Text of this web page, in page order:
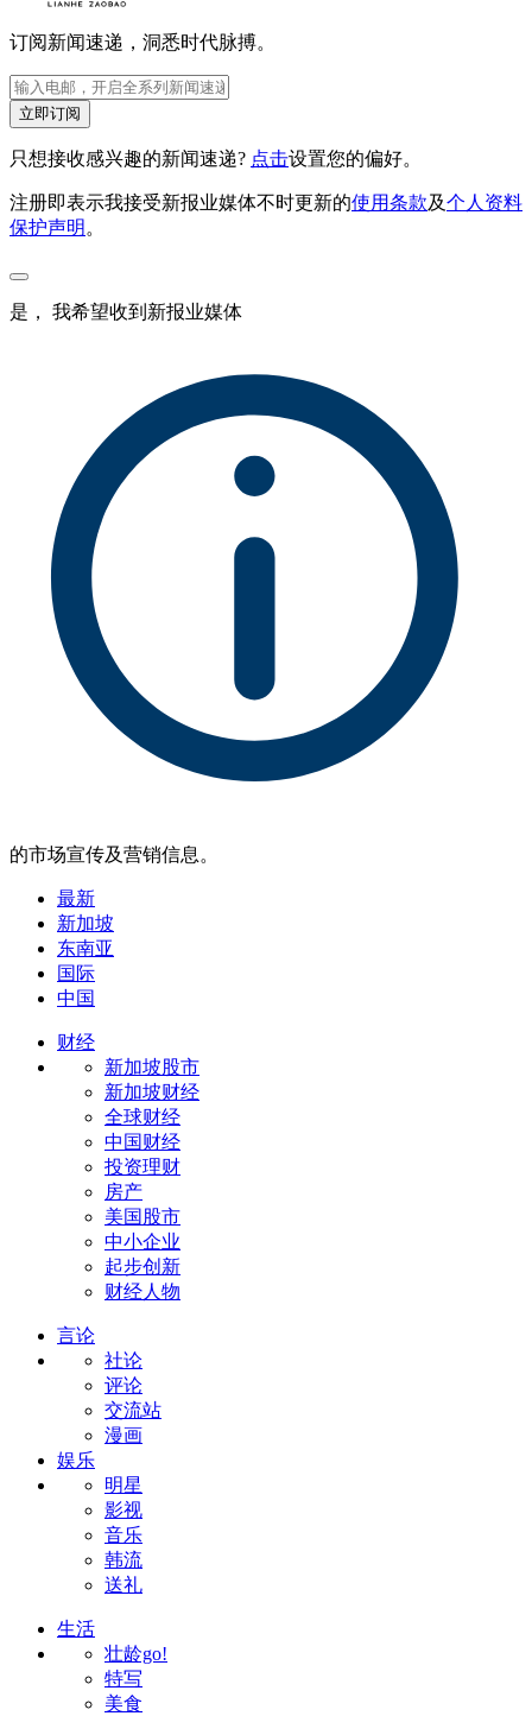
订阅新闻速递，洞悉时代脉搏。
立即订阅
只想接收感兴趣的新闻速递? 点击设置您的偏好。
注册即表示我接受新报业媒体不时更新的使用条款及个人资料
保护声明 。
是， 我希望收到新报业媒体
的市场宣传及营销信息。
最新
新加坡
东南亚
国际
中国
财经
新加坡股市
新加坡财经
全球财经
中国财经
投资理财
房产
美国股市
中小企业
起步创新
财经人物
言论
社论
评论
交流站
漫画
娱乐
明星
影视
音乐
韩流
送礼
生活
壮龄go!
特写
美食